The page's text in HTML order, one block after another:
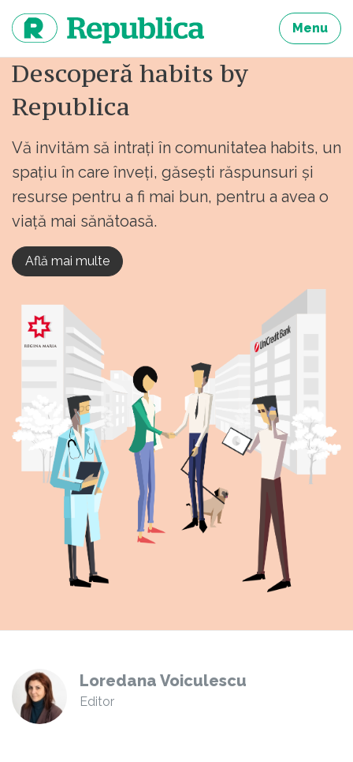
continut
Menu
Descoperă habits by
Republica
Vă invităm să intrați în comunitatea habits, un
spațiu în care înveți, găsești răspunsuri și
resurse pentru a fi mai bun, pentru a avea o
viață mai sănătoasă.
Află mai multe
Loredana Voiculescu
Editor